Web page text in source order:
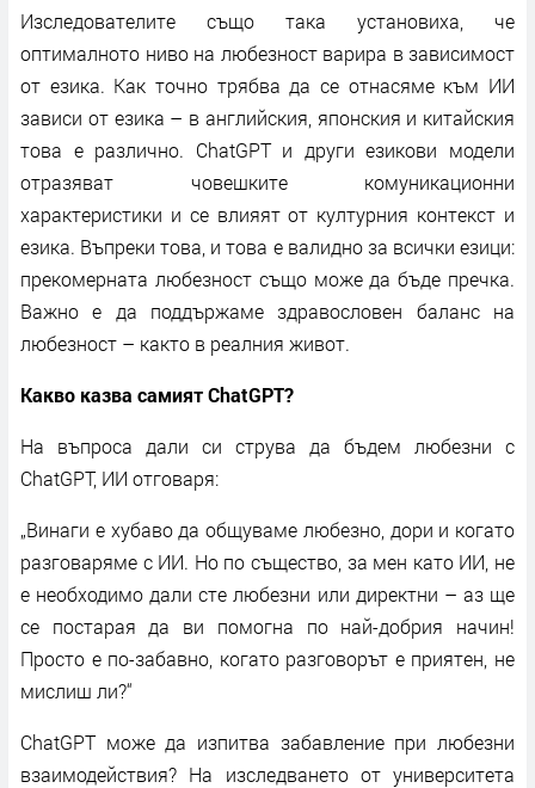
Изследователите също така установиха, че
оптималното ниво на любезност варира в зависимост
от езика. Как точно трябва да се отнасяме към ИИ
зависи от езика – в английския, японския и китайския
това е различно. ChatGPT и други езикови модели
отразяват човешките комуникационни
характеристики и се влияят от културния контекст и
езика. Въпреки това, и това е валидно за всички езици:
прекомерната любезност също може да бъде пречка.
Важно е да поддържаме здравословен баланс на
любезност – както в реалния живот.
Какво казва самият ChatGPT?
На въпроса дали си струва да бъдем любезни с
ChatGPT, ИИ отговаря:
„Винаги е хубаво да общуваме любезно, дори и когато
разговаряме с ИИ. Но по същество, за мен като ИИ, не
е необходимо дали сте любезни или директни – аз ще
се постарая да ви помогна по най-добрия начин!
Просто е по-забавно, когато разговорът е приятен, не
мислиш ли?“
ChatGPT може да изпитва забавление при любезни
взаимодействия? На изследването от университета